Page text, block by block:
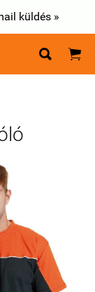
küldés »
 